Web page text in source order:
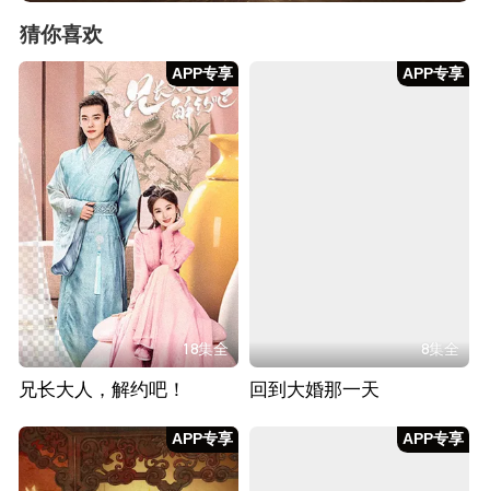
猜你喜欢
APP专享
18集全
兄长大人，解约吧！
APP专享
8集全
回到大婚那一天
APP专享 APP专享